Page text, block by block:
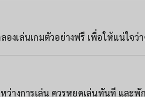
งเล่นเกมตัวอย่างฟรี เพื่อให้แน่ใจ
ว่างการเล่น ควรหยุดเล่นทันที และ